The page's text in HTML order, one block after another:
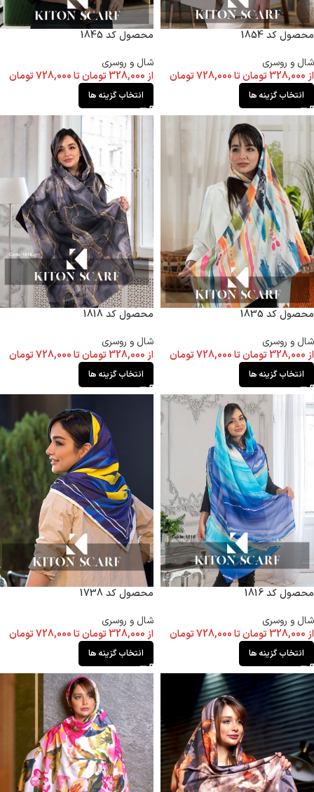
محصول کد 1854
شال و روسری
از328,000تومانتا728,000تومان
انتخاب گزینه ها
محصول کد 1845
شال و روسری
از328,000تومانتا728,000تومان
انتخاب گزینه ها
محصول کد 1835
شال و روسری
از 328,000تومانتا728,000تومان
انتخاب گزینه ها
محصول کد 1818
شال و روسری
از 328,000تومانتا728,000تومان
انتخاب گزینه ها
محصول کد 1816
شال و روسری
از 328,000تومانتا728,000تومان
انتخاب گزینه ها
محصول کد 1738
شال و روسری
از 328,000تومانتا728,000تومان
انتخاب گزینه ها